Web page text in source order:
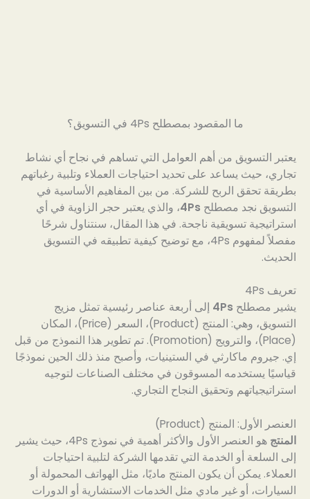
ما المقصود بمصطلح 4Ps في التسويق؟
يعتبر التسويق من أهم العوامل التي تساهم في نجاح أي نشاط
تجاري، حيث يساعد على تحديد احتياجات العملاء وتلبية رغباتهم
بطريقة تحقق الربح للشركة. من بين المفاهيم الأساسية في
التسويق نجد مصطلح 4Ps، والذي يعتبر حجر الزاوية في أي
استراتيجية تسويقية ناجحة. في هذا المقال، سنتناول شرحًا
مفصلاً لمفهوم 4Ps، مع توضيح كيفية تطبيقه في التسويق
الحديث.
تعريف 4Ps
يشير مصطلح 4Ps إلى أربعة عناصر رئيسية تمثل مزيج
التسويق، وهي: المنتج (Product)، السعر (Price)، المكان
(Place)، والترويج (Promotion). تم تطوير هذا النموذج من قبل
إي. جيروم ماكارثي في الستينيات، وأصبح منذ ذلك الحين نموذجًا
قياسيًا يستخدمه المسوقون في مختلف الصناعات لتوجيه
استراتيجياتهم وتحقيق النجاح التجاري.
العنصر الأول: المنتج (Product)
المنتج
هو العنصر الأول والأكثر أهمية في نموذج 4Ps، حيث يشير
إلى السلعة أو الخدمة التي تقدمها الشركة لتلبية احتياجات
العملاء. يمكن أن يكون المنتج ماديًا، مثل الهواتف المحمولة أو
السيارات، أو غير مادي مثل الخدمات الاستشارية أو الدورات